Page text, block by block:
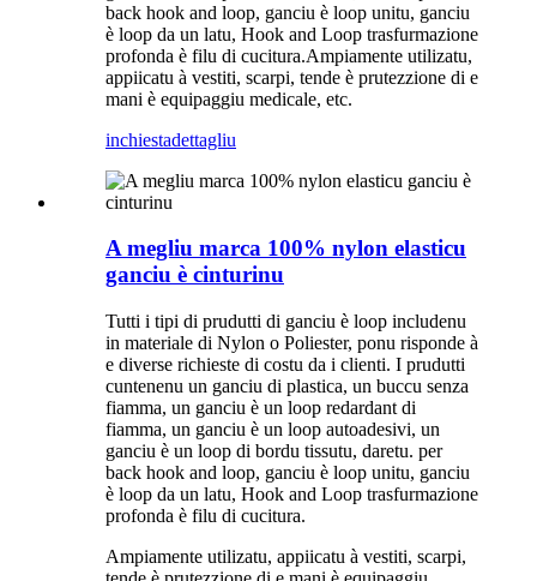
back hook and loop, ganciu è loop unitu, ganciu
è loop da un latu, Hook and Loop trasfurmazione
profonda è filu di cucitura.Ampiamente utilizatu,
appiicatu à vestiti, scarpi, tende è prutezzione di e
mani è equipaggiu medicale, etc.
inchiestadettagliu
A megliu marca 100% nylon elasticu
ganciu è cinturinu
Tutti i tipi di prudutti di ganciu è loop includenu
in materiale di Nylon o Poliester, ponu risponde à
e diverse richieste di costu da i clienti. I prudutti
cuntenenu un ganciu di plastica, un buccu senza
fiamma, un ganciu è un loop redardant di
fiamma, un ganciu è un loop autoadesivi, un
ganciu è un loop di bordu tissutu, daretu. per
back hook and loop, ganciu è loop unitu, ganciu
è loop da un latu, Hook and Loop trasfurmazione
profonda è filu di cucitura.
Ampiamente utilizatu, appiicatu à vestiti, scarpi,